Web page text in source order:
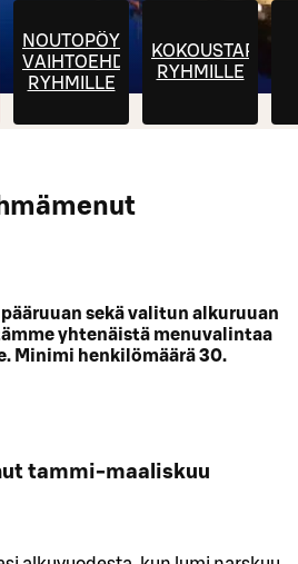
NOUTOPÖYTÄ
VAIHTOEHDOT
RYHMILLE
RYHMILLE
sekä valitun alkuruuan
yhtenäistä menuvalintaa
Minimi henkilömäärä 30.
tammi-maaliskuu